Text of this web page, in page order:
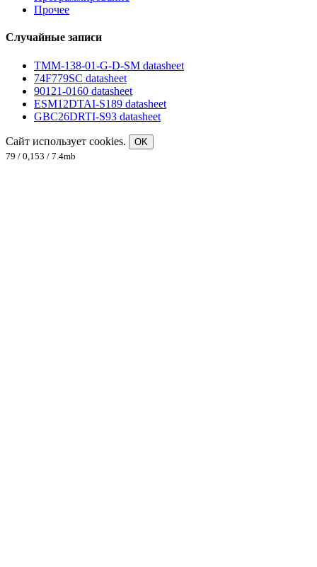
Прочее
Случайные записи
TMM-138-01-G-D-SM datasheet
74F779SC datasheet
90121-0160 datasheet
ESM12DTAI-S189 datasheet
GBC26DRTI-S93 datasheet
Сайт использует cookies.
OK
79 / 0,153 / 7.4mb